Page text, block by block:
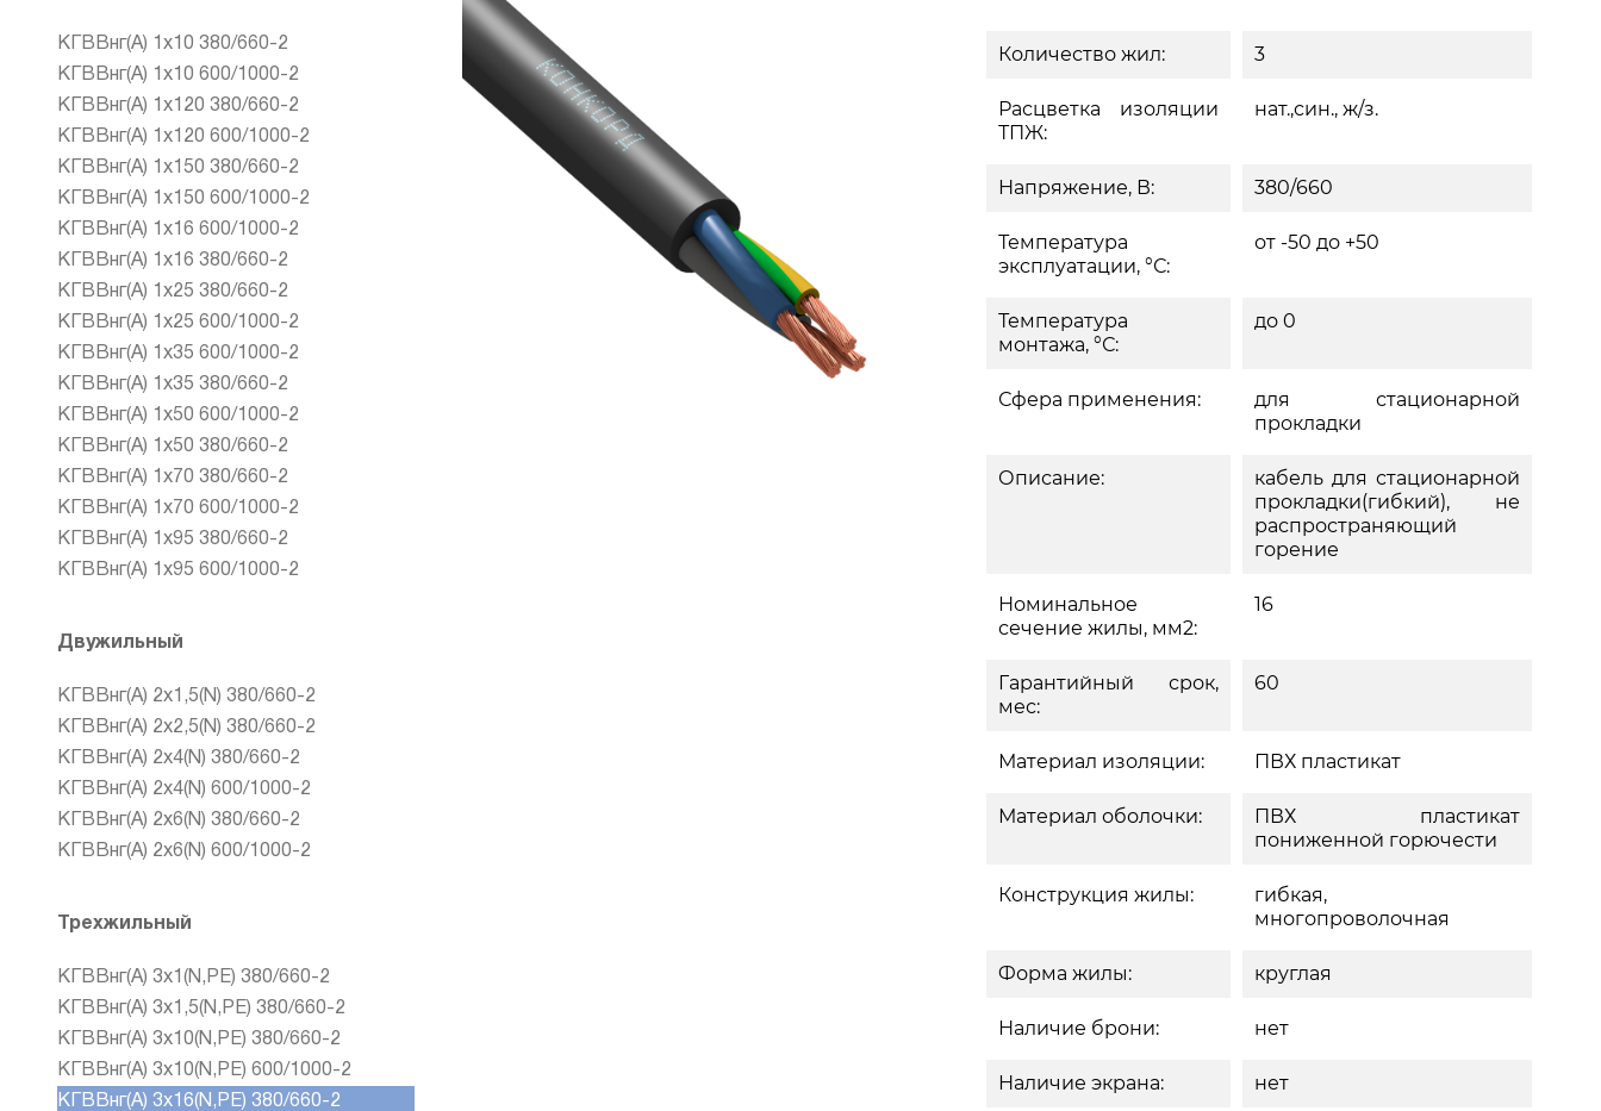
КГВВнг(А) 1х10 380/660-2
КГВВнг(А) 1х10 600/1000-2
КГВВнг(А) 1х120 380/660-2
КГВВнг(А) 1х120 600/1000-2
КГВВнг(А) 1х150 380/660-2
КГВВнг(А) 1х150 600/1000-2
КГВВнг(А) 1х16 600/1000-2
КГВВнг(А) 1х16 380/660-2
КГВВнг(А) 1х25 380/660-2
КГВВнг(А) 1х25 600/1000-2
КГВВнг(А) 1х35 600/1000-2
КГВВнг(А) 1х35 380/660-2
КГВВнг(А) 1х50 600/1000-2
КГВВнг(А) 1х50 380/660-2
КГВВнг(А) 1х70 380/660-2
КГВВнг(А) 1х70 600/1000-2
КГВВнг(А) 1х95 380/660-2
КГВВнг(А) 1х95 600/1000-2
Двужильный
КГВВнг(А) 2х1,5(N) 380/660-2
КГВВнг(А) 2х2,5(N) 380/660-2
КГВВнг(А) 2х4(N) 380/660-2
КГВВнг(А) 2х4(N) 600/1000-2
КГВВнг(А) 2х6(N) 380/660-2
КГВВнг(А) 2х6(N) 600/1000-2
Трехжильный
КГВВнг(А) 3x1(N,PE) 380/660-2
КГВВнг(А) 3x1,5(N,PE) 380/660-2
КГВВнг(А) 3x10(N,PE) 380/660-2
КГВВнг(А) 3x10(N,PE) 600/1000-2
КГВВнг(А) 3x16(N,PE) 380/660-2
Количество жил: 3
Расцветка изоляции
ТПЖ:
нат.,син., ж/з.
Напряжение, В: 380/660
Температура
эксплуатации, °С:
от -50 до +50
Температура
монтажа, °С:
до 0
Сфера применения:
для стационарной
прокладки
Описание:
кабель для стационарной
прокладки(гибкий), не
распространяющий
горение
Номинальное
сечение жилы, мм2:
16
Гарантийный срок,
мес:
60
Материал изоляции: ПВХ пластикат
Материал оболочки:
ПВХ пластикат
пониженной горючести
Конструкция жилы:
гибкая,
многопроволочная
Форма жилы: круглая
Наличие брони: нет
Наличие экрана: нет